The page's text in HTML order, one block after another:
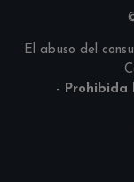
El abuso del
- Prohibida